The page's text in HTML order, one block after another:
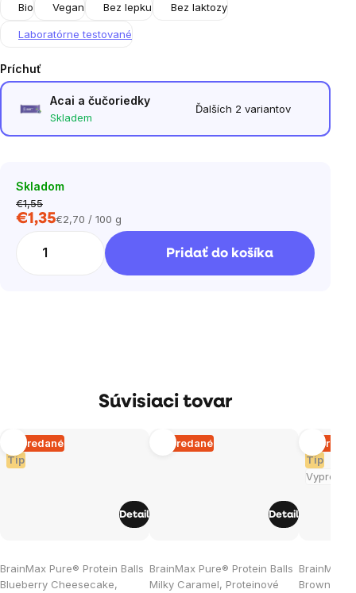
Bio Vegan Bez lepku Bez laktozy
Laboratórne testované
Príchuť
Acai a čučoriedky
Skladem
Ďalších 2 variantov
Skladom
€1,55
€1,35Jednotková
€2,70 / 100 g
Pridať do košíka
Súvisiaci tovar
Tip
Vypredané
BrainMax Pure® Protein Balls
Blueberry Cheesecake,
Detail
Vypredané
BrainMax Pure® Protein Balls
Milky Caramel, Proteinové
Detail
Tip
BrainMax
Brownie,